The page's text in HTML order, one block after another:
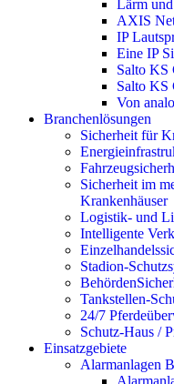
Lärm
AXIS
IP
Eine IP
Salto KS
Salto KS
Von
Branchenlösungen
Sicherheit für
Sicherheit im
Krankenhäuser
Logistik- und
Intelligente
Stadion-
Tankstellen-
24/7
Schutz-Haus /
Einsatzgebiete
Alarmanlagen